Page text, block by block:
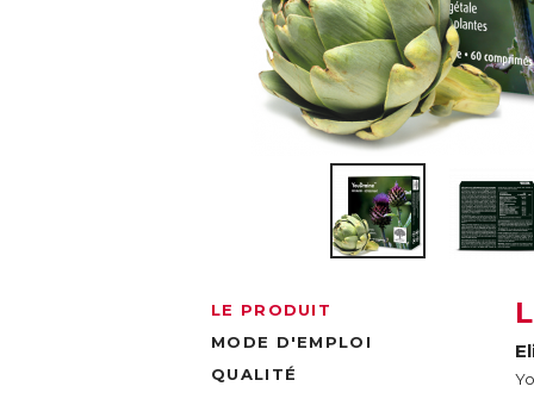
LE PRODUIT
MODE D'EMPLOI
QUALITÉ